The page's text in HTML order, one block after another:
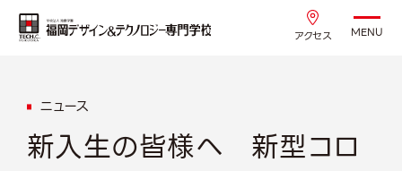
アクセス MENU
ニュース
新入生の皆様へ 新型コロ